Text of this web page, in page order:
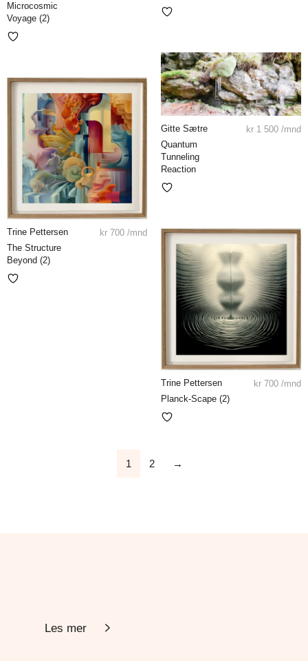
Microcosmic
Voyage (2)
Gitte Sætre
Quantum
Tunneling
Reaction
kr 1 500 /mnd
Trine Pettersen
The Structure
Beyond (2)
kr 700 /mnd
Trine Pettersen
Planck-Scape (2)
kr 700 /mnd
1 2 →
Les mer